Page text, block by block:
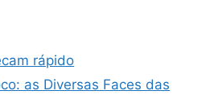
rápido
as Diversas Faces das